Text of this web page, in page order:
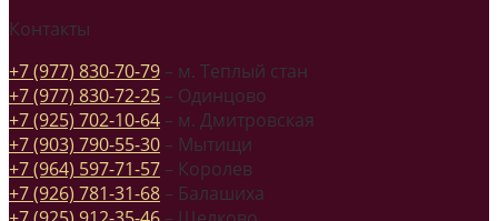
Контакты
+7 (977) 830-70-79 – м. Теплый стан
+7 (977) 830-72-25 – Одинцово
+7 (925) 702-10-64 – м. Дмитровская
+7 (903) 790-55-30 – Мытищи
+7 (964) 597-71-57 – Королев
+7 (926) 781-31-68 – Балашиха